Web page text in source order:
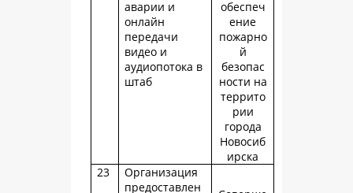
аварии и
онлайн
передачи
видео и
аудиопотока в
штаб
обеспеч
ение
пожарно
й
безопас
ности на
террито
рии
города
Новосиб
ирска
23
Организация
предоставлен